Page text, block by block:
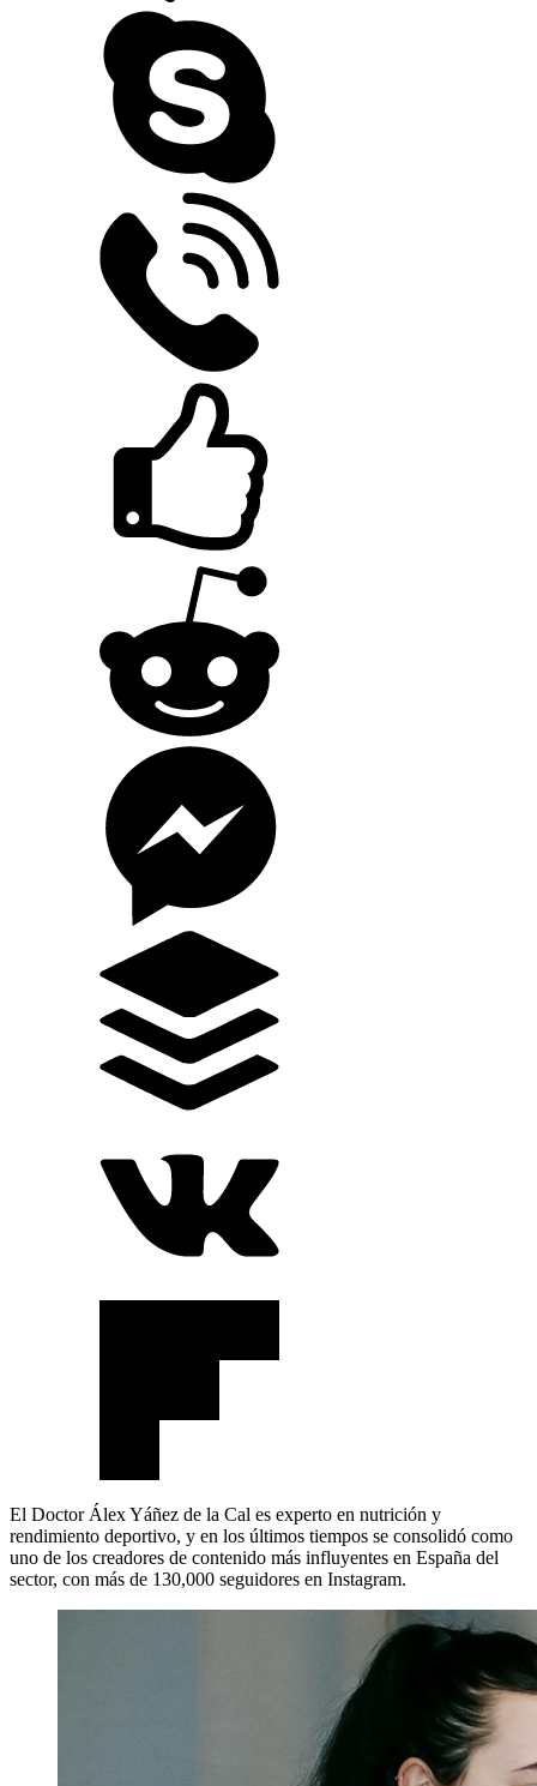
El Doctor Álex Yáñez de la Cal es experto en nutrición y
rendimiento deportivo, y en los últimos tiempos se consolidó como
uno de los creadores de contenido más influyentes en España del
sector, con más de 130,000 seguidores en Instagram.